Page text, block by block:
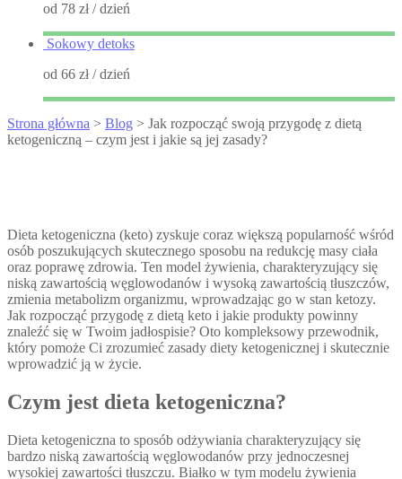
od 78 zł/ dzień
Sokowy detoks
od 66 zł/ dzień
Strona główna > Blog > Jak rozpocząć swoją przygodę z dietą
ketogeniczną – czym jest i jakie są jej zasady?
Dieta ketogeniczna (keto) zyskuje coraz większą popularność wśród
osób poszukujących skutecznego sposobu na redukcję masy ciała
oraz poprawę zdrowia. Ten model żywienia, charakteryzujący się
niską zawartością węglowodanów i wysoką zawartością tłuszczów,
zmienia metabolizm organizmu, wprowadzając go w stan ketozy.
Jak rozpocząć przygodę z dietą keto i jakie produkty powinny
znaleźć się w Twoim jadłospisie? Oto kompleksowy przewodnik,
który pomoże Ci zrozumieć zasady diety ketogenicznej i skutecznie
wprowadzić ją w życie.
Czym jest dieta ketogeniczna?
Dieta ketogeniczna to sposób odżywiania charakteryzujący się
bardzo niską zawartością węglowodanów przy jednoczesnej
wysokiej zawartości tłuszczu. Białko w tym modelu żywienia